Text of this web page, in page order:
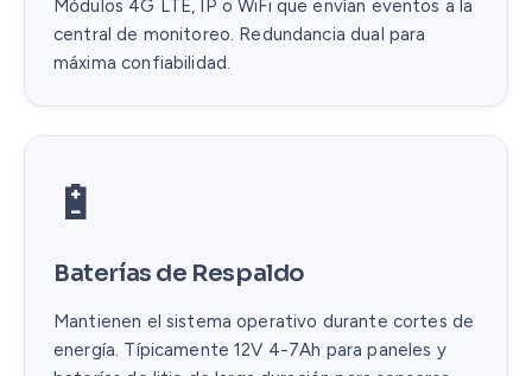
Módulos 4G LTE, IP o WiFi que envían eventos a la
central de monitoreo. Redundancia dual para
máxima confiabilidad.
🔋
Baterías de Respaldo
Mantienen el sistema operativo durante cortes de
energía. Típicamente 12V 4-7Ah para paneles y